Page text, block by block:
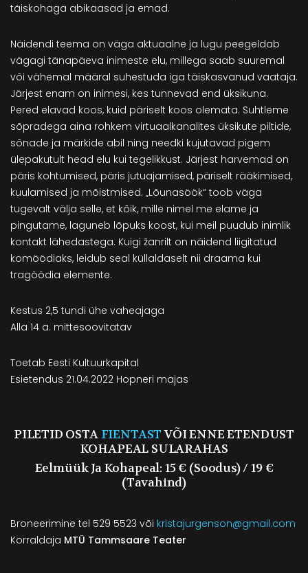
täiskohaga abikaasad ja emad.
Näidendi teema on väga aktuaalne ja lugu peegeldab
vägagi tänapäeva inimeste elu, millega saab suuremal
või vähemal määral suhestuda iga täiskasvanud vaataja.
Järjest enam on inimesi, kes tunnevad end üksikuna.
Pered elavad koos, kuid päriselt koos olemata. Suhtleme
sõpradega aina rohkem virtuaalkanalites üksikute piltide,
sõnade ja märkide abil ning needki kujutavad pigem
ülepakutult head elu kui tegelikkust. Järjest harvemad on
päris kohtumised, päris jutuajamised, päriselt rääkimised,
kuulamised ja mõistmised. „Lõunasöök“ toob väga
tugevalt välja selle, et kõik, mille nimel me elame ja
pingutame, laguneb lõpuks koost, kui meil puudub inimlik
kontakt lähedastega. Kuigi žanrilt on näidend liigitatud
komöödiaks, leidub seal küllaldaselt nii draama kui
tragöödia elemente.
Kestus 2,5 tundi ühe vaheajaga
Alla 14 a. mittesoovitatav
Toetab Eesti Kultuurkapital
Esietendus 21.04.2022 Hopneri majas
PILETID OSTA FIENTASTVÕI ENNE ETENDUST
KOHAPEAL SULARAHAS
Eelmüük Ja Kohapeal: 15 € (soodus) / 19 €
(tavahind)
Broneerimine tel 529 5523 või kristajurgenson@gmail.com
Korraldaja MTÜ Tammsaare Teater